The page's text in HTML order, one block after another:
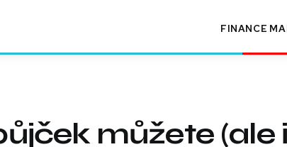
FINANCE
můžete (ale i